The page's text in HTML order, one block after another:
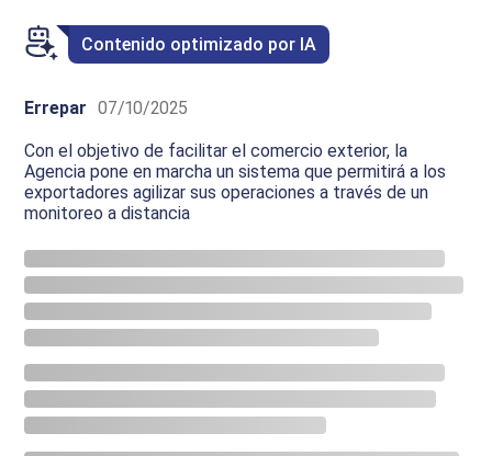
Contenido optimizado por IA
Errepar 07/10/2025
Con el objetivo de facilitar el comercio exterior, la
Agencia pone en marcha un sistema que permitirá a los
exportadores agilizar sus operaciones a través de un
monitoreo a distancia